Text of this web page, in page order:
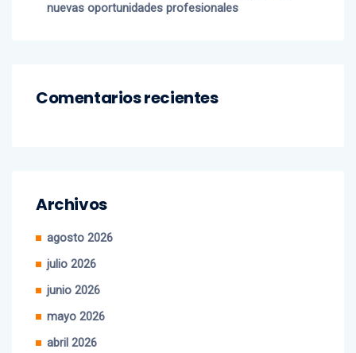
nuevas oportunidades profesionales
Comentarios recientes
Archivos
agosto 2026
julio 2026
junio 2026
mayo 2026
abril 2026